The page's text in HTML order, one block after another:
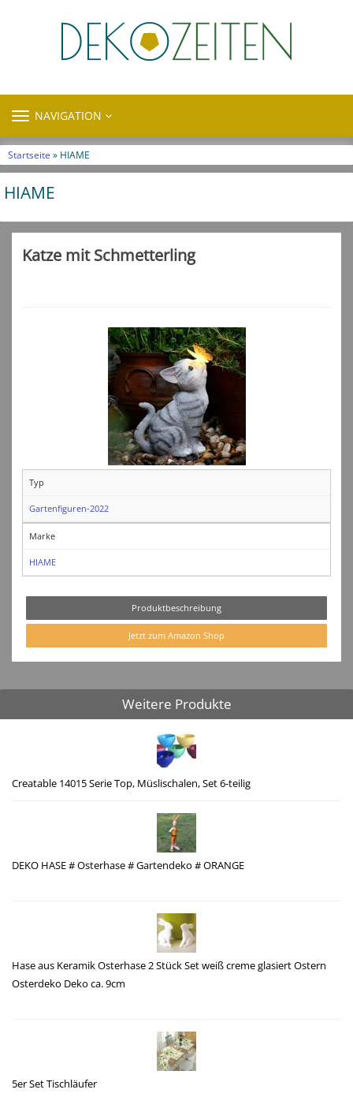
TOGGLE
NAVIGATION
Startseite » HIAME
HIAME
Katze mit Schmetterling
Typ
Gartenfiguren-2022
Marke
HIAME
Produktbeschreibung
Jetzt zum Amazon Shop
Weitere Produkte
Creatable 14015 Serie Top, Müslischalen, Set 6-teilig
DEKO HASE # Osterhase # Gartendeko # ORANGE
Hase aus Keramik Osterhase 2 Stück Set weiß creme glasiert Ostern
Osterdeko Deko ca. 9cm
5er Set Tischläufer